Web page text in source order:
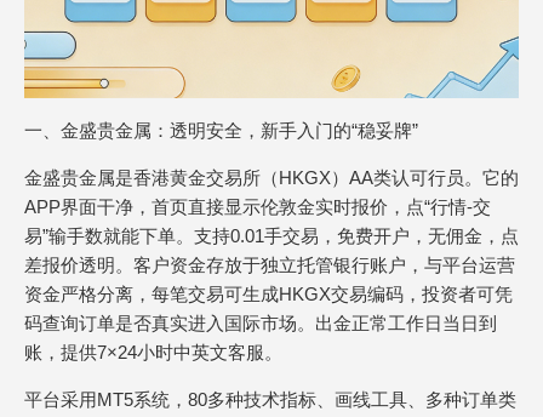
一、金盛贵金属：透明安全，新手入门的“稳妥牌”
金盛贵金属是香港黄金交易所（HKGX）AA类认可行员。它的
APP界面干净，首页直接显示伦敦金实时报价，点“行情-交
易”输手数就能下单。支持0.01手交易，免费开户，无佣金，点
差报价透明。客户资金存放于独立托管银行账户，与平台运营
资金严格分离，每笔交易可生成HKGX交易编码，投资者可凭
码查询订单是否真实进入国际市场。出金正常工作日当日到
账，提供7×24小时中英文客服。
平台采用MT5系统，80多种技术指标、画线工具、多种订单类